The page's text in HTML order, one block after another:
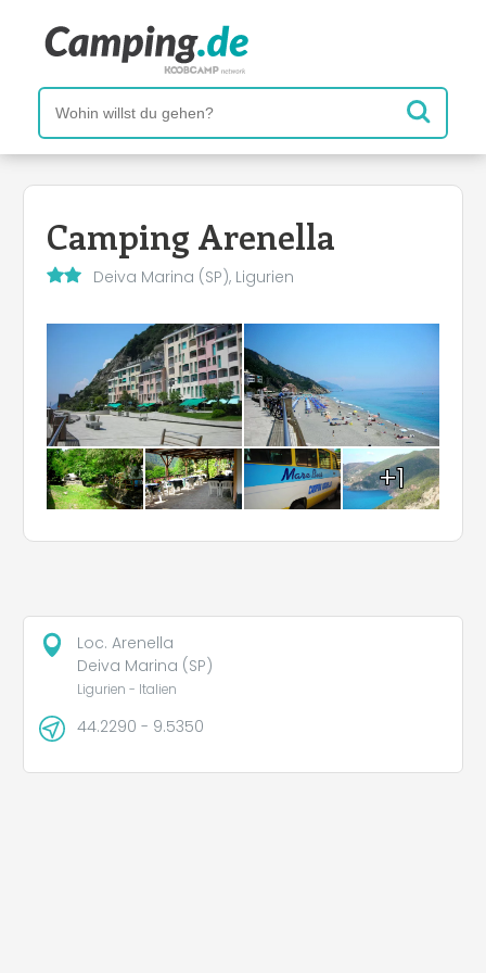
Camping Arenella
Deiva Marina (SP), Ligurien
+1
Loc. Arenella
Deiva Marina (SP)
Ligurien - Italien
44.2290 - 9.5350